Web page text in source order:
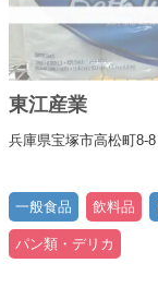
東江産業
兵庫県宝塚市高松町8-8
一般食品 飲料品
パン類・デリカ